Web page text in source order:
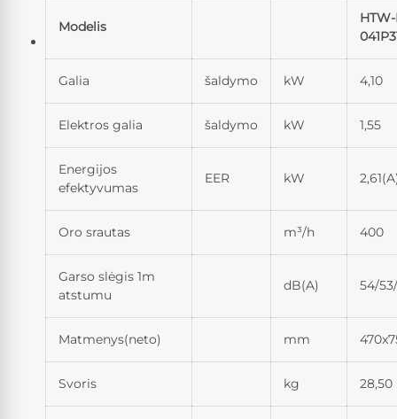
Modelis
Galia šaldymo kW 4,10
Elektros galia šaldymo kW 1,55
Energijos
efektyvumas
EER kW
Oro srautas m³/h 400
Garso slėgis 1m
atstumu
dB(A) 54/
Matmenys(neto) mm
Svoris kg 28,50